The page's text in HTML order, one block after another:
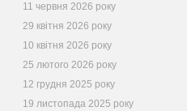
11 червня 2026 року
29 квітня 2026 року
10 квітня 2026 року
25 лютого 2026 року
12 грудня 2025 року
19 листопада 2025 року